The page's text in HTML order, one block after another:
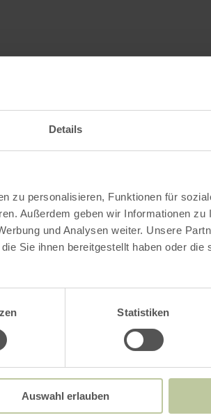
Details
zu personalisieren, Funktionen für
Außerdem geben wir Informationen zu
und Analysen weiter. Unsere
Sie ihnen bereitgestellt haben oder die
Statistiken
Auswahl erlauben